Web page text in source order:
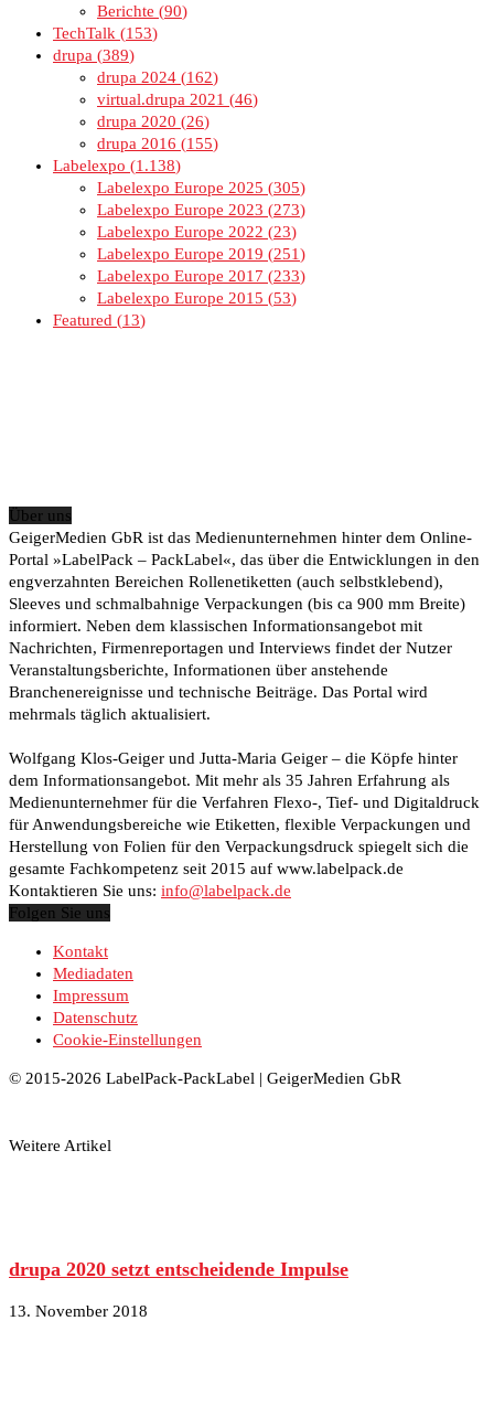
Berichte
90
TechTalk
153
drupa
389
drupa 2024
162
virtual.drupa 2021
46
drupa 2020
26
drupa 2016
155
Labelexpo
1.138
Labelexpo Europe 2025
305
Labelexpo Europe 2023
273
Labelexpo Europe 2022
23
Labelexpo Europe 2019
251
Labelexpo Europe 2017
233
Labelexpo Europe 2015
53
Featured
13
Über uns
GeigerMedien GbR ist das Medienunternehmen hinter dem Online-
Portal »LabelPack – PackLabel«, das über die Entwicklungen in den
engverzahnten Bereichen Rollenetiketten (auch selbstklebend),
Sleeves und schmalbahnige Verpackungen (bis ca 900 mm Breite)
informiert. Neben dem klassischen Informationsangebot mit
Nachrichten, Firmenreportagen und Interviews findet der Nutzer
Veranstaltungsberichte, Informationen über anstehende
Branchenereignisse und technische Beiträge. Das Portal wird
mehrmals täglich aktualisiert.
Wolfgang Klos-Geiger und Jutta-Maria Geiger – die Köpfe hinter
dem Informationsangebot. Mit mehr als 35 Jahren Erfahrung als
Medienunternehmer für die Verfahren Flexo-, Tief- und Digitaldruck
für Anwendungsbereiche wie Etiketten, flexible Verpackungen und
Herstellung von Folien für den Verpackungsdruck spiegelt sich die
gesamte Fachkompetenz seit 2015 auf www.labelpack.de
Kontaktieren Sie uns: info@labelpack.de
Folgen Sie uns
Kontakt
Mediadaten
Impressum
Datenschutz
Cookie-Einstellungen
© 2015-2026 LabelPack-PackLabel | GeigerMedien GbR
Weitere Artikel
drupa 2020 setzt entscheidende Impulse
13. November 2018